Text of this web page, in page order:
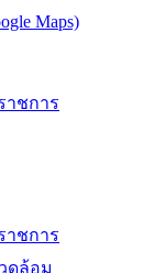
าชการ
ดล้อม
Maps)
าชการ
ประชุมประชาคม
ขที่ 2 (ฉ50321)
ดงความคิดเห็นที่
ติ